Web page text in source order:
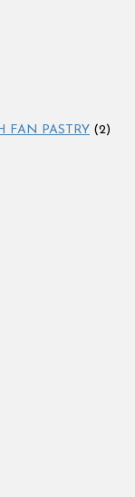
FAN PASTRY (2)